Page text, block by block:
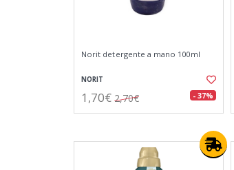
Norit detergente a mano 100ml
NORIT
1,70€ 2,70€ - 37%